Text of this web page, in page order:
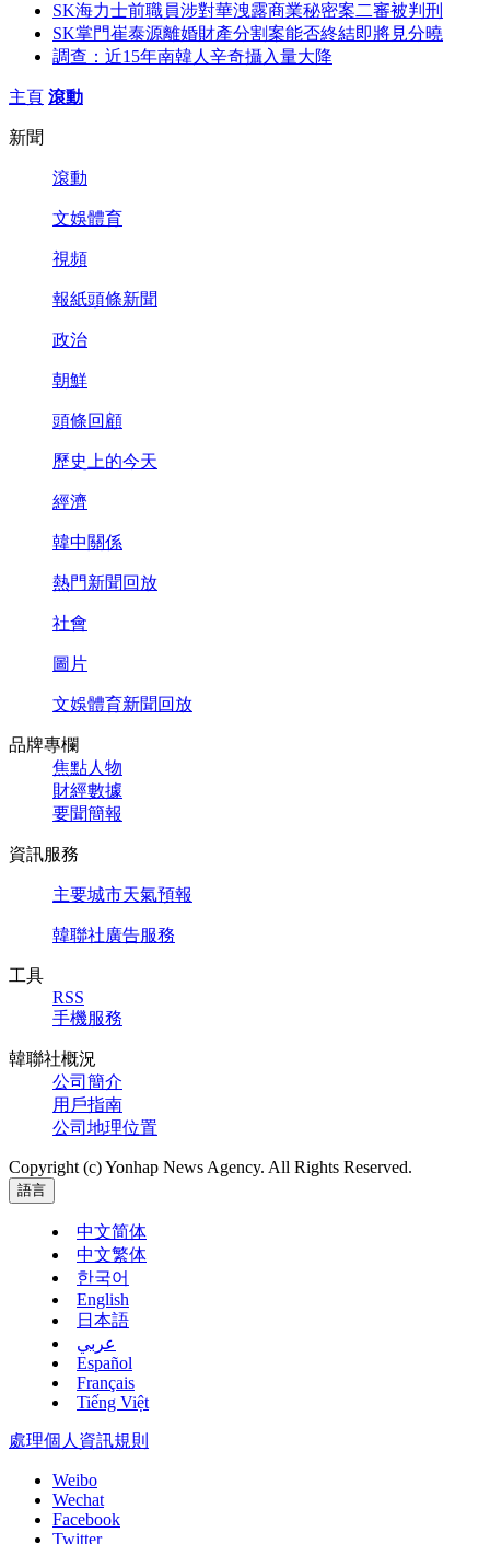
SK海力士前職員涉對華洩露商業秘密案二審被判刑
SK掌門崔泰源離婚財產分割案能否終結即將見分曉
調查：近15年南韓人辛奇攝入量大降
主頁 滾動
新聞
滾動
文娛體育
視頻
報紙頭條新聞
政治
朝鮮
頭條回顧
歷史上的今天
經濟
韓中關係
熱門新聞回放
社會
圖片
文娛體育新聞回放
品牌專欄
焦點人物
財經數據
要聞簡報
資訊服務
主要城市天氣預報
韓聯社廣告服務
工具
RSS
手機服務
韓聯社概況
公司簡介
用戶指南
公司地理位置
Copyright (c) Yonhap News Agency. All Rights Reserved.
語言
中文简体
中文繁体
한국어
English
日本語
عربي
Español
Français
Tiếng Việt
處理個人資訊規則
Weibo
Wechat
Facebook
Twitter